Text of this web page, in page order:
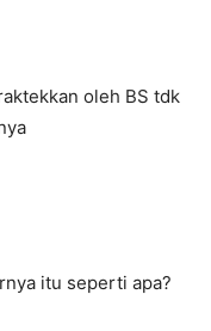
oleh BS tdk
itu seperti apa?